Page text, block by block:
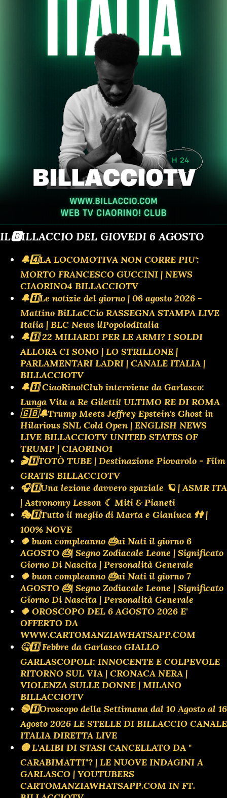
IL🅱️ILLACCIO DEL GIOVEDI 6 AGOSTO
🔔4️⃣LA LOCOMOTIVA NON CORRE PIU':
MORTO FRANCESCO GUCCINI | NEWS
CIAORINO4 BILLACCIOTV
🔔1️⃣Le notizie del giorno | 06 agosto 2026 -
Mattino BiLLaCCio RASSEGNA STAMPA LIVE
Italia | BLC News ilPopolodItalia
🔔1️⃣ 22 MILIARDI PER LE ARMI? I SOLDI
ALLORA CI SONO | LO STRILLONE |
PARLAMENTARI LADRI | CANALE ITALIA |
BILLACCIOTV
🔔1️⃣ CiaoRino!Club interviene da Garlasco:
Lunga Vita a Re Giletti! ULTIMO RE DI ROMA
🇬🇧🔔Trump Meets Jeffrey Epstein's Ghost in
Hilarious SNL Cold Open | ENGLISH NEWS
LIVE BILLACCIOTV UNITED STATES OF
TRUMP | CIAORINO1
🎬1️⃣TOTÒ TUBE | Destinazione Piovarolo - Film
GRATIS BILLACCIOTV
🎧1️⃣Una lezione davvero spaziale 🪐 | ASMR ITA
| Astronomy Lesson ☾ Miti & Pianeti
🎭1️⃣Tutto il meglio di Marta e Gianluca 👫 |
100% NOVE
🍀 buon compleanno 🎂ai Nati il giorno 6
AGOSTO 🎂| Segno Zodiacale Leone | Significato
Giorno Di Nascita | Personalità Generale
🍀 buon compleanno 🎂ai Nati il giorno 7
AGOSTO 🎂| Segno Zodiacale Leone | Significato
Giorno Di Nascita | Personalità Generale
🍀 OROSCOPO DEL 6 AGOSTO 2026 E'
OFFERTO DA
WWW.CARTOMANZIAWHATSAPP.COM
🤒1️⃣ Febbre da Garlasco GIALLO
GARLASCOPOLI: INNOCENTE E COLPEVOLE
RITORNO SUL VIA | CRONACA NERA |
VIOLENZA SULLE DONNE | MILANO
BILLACCIOTV
🔴1️⃣Oroscopo della Settimana dal 10 Agosto al 16
Agosto 2026 LE STELLE DI BILLACCIO CANALE
ITALIA DIRETTA LIVE
🟡 L'ALIBI DI STASI CANCELLATO DA "
CARABIMATTI"? | LE NUOVE INDAGINI A
GARLASCO | YOUTUBERS
CARTOMANZIAWHATSAPP.COM IN FT.